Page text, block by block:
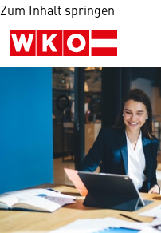
Zum Inhalt springen